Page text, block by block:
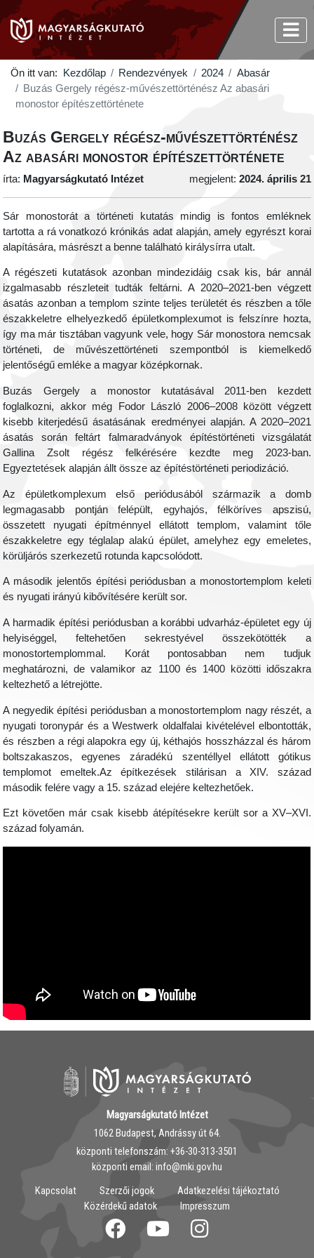
Ön itt van: Kezdőlap Rendezvények 2024
Abasár
Buzás Gergely régész-művészettörténész Az abasári
monostor építészettörténete
Buzás Gergely régész-művészettörténész
Az abasári monostor építészettörténete
írta: Magyarságkutató Intézet megjelent: 2024. április 21
Sár monostorát a történeti kutatás mindig is fontos emléknek
tartotta a rá vonatkozó krónikás adat alapján, amely egyrészt korai
alapítására, másrészt a benne található királysírra utalt.
A régészeti kutatások azonban mindezidáig csak kis, bár annál
izgalmasabb részleteit tudták feltárni. A 2020–2021-ben végzett
ásatás azonban a templom szinte teljes területét és részben a tőle
északkeletre elhelyezkedő épületkomplexumot is felszínre hozta,
így ma már tisztában vagyunk vele, hogy Sár monostora nemcsak
történeti, de művészettörténeti szempontból is kiemelkedő
jelentőségű emléke a magyar középkornak.
Buzás Gergely a monostor kutatásával 2011-ben kezdett
foglalkozni, akkor még Fodor László 2006–2008 között végzett
kisebb kiterjedésű ásatásának eredményei alapján. A 2020–2021
ásatás során feltárt falmaradványok építéstörténeti vizsgálatát
Gallina Zsolt régész felkérésére kezdte meg 2023-ban.
Egyeztetések alapján állt össze az építéstörténeti periodizáció.
Az épületkomplexum első periódusából származik a domb
legmagasabb pontján felépült, egyhajós, félköríves apszisú,
összetett nyugati építménnyel ellátott templom, valamint tőle
északkeletre egy téglalap alakú épület, amelyhez egy emeletes,
körüljárós szerkezetű rotunda kapcsolódott.
A második jelentős építési periódusban a monostortemplom keleti
és nyugati irányú kibővítésére került sor.
A harmadik építési periódusban a korábbi udvarház-épületet egy új
helyiséggel, feltehetően sekrestyével összekötötték a
monostortemplommal. Korát pontosabban nem tudjuk
meghatározni, de valamikor az 1100 és 1400 közötti időszakra
keltezhető a létrejötte.
A negyedik építési periódusban a monostortemplom nagy részét, a
nyugati toronypár és a Westwerk oldalfalai kivételével elbontották,
és részben a régi alapokra egy új, kéthajós hosszházzal és három
boltszakaszos, egyenes záradékú szentéllyel ellátott gótikus
templomot emeltek.Az építkezések stilárisan a XIV. század
második felére vagy a 15. század elejére keltezhetőek.
Ezt követően már csak kisebb átépítésekre került sor a XV–XVI.
század folyamán.
Magyarságkutató Intézet
1062 Budapest, Andrássy út 64.
központi telefonszám: ‭+36-30-313-3501
központi email: info@mki.gov.hu
Kapcsolat
Szerzői jogok
Adatkezelési tájékoztató
Közérdekű adatok
Impresszum